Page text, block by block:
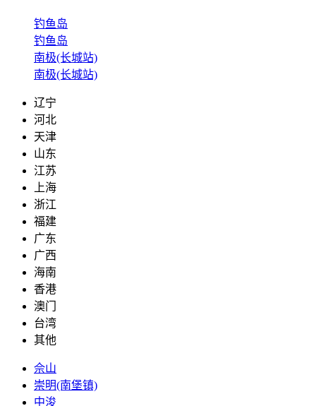
钓鱼岛
钓鱼岛
南极(长城站)
南极(长城站)
辽宁
河北
天津
山东
江苏
上海
浙江
福建
广东
广西
海南
香港
澳门
台湾
其他
佘山
崇明(南堡镇)
中浚